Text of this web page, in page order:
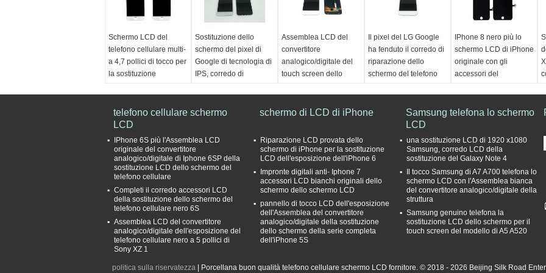
Schermo LCD del
telefono cellulare multi-
a 4,7 pollici di tocco per
la sostituzione
colore:bianco e nero
Qualtity:
originale
Tecnologia:IPS di
tecnologia
Luminosità:500 Cd/m2
Sostituzione dello
schermo del pixel di
Google di tecnologia di
IPS, corredo di
1920*1080
oro
Luogo di origine:
Guangdong, Cina
(continentale)
Risoluzione:
1080 pixel
Assemblea LCD del
convertitore
analogico/digitale del
touch screen dello
per il pixel di Google
oro
Luogo di origine:
Guangdong, Cina
(continentale)
qc: Quello eccellente
Pixel dello schermo:
441ppi
Il pixel del LG Google
ha fenduto il corredo di
riparazione dello
schermo del telefono
441ppi
bianco, nero,
Luogo di origine:
Guangdong, Cina
(continentale)
Condizione:100%
Risoluzione:1920 x
1080 pixel
IPhone 8 nero più lo
schermo LCD di iPhone
originale con gli
accessori del
tocco
qc: Quello eccellente
provato
Condizione:Le novità
Garanzia:sei mesi
telefono cellulare schermo
LCD
IPhone 6S più l'Assemblea LCD
originale del convertitore
analogico/digitale di Iphone 6SP della
sostituzione LCD dello schermo del
telefono cellulare
Completi il corredo accessori LCD
della sostituzione dello schermo del
telefono cellulare nero 6S
Assemblea LCD del convertitore
analogico/digitale dell'esposizione del
telefono cellulare nero a 5 pollici di
Sony XZ 1
schermo di LCD di iPhone
Riparazione LCD provata dello
schermo di iPhone per la sostituzione
LCD dell'esposizione dell'iPhone 6
Impronte digitali anti- Iphone 7
accessori LCD bianchi originali dello
schermo dello schermo LCD
pannello di tocco LCD dell'esposizione
dell'Assemblea del convertitore
analogico/digitale della sostituzione
dello schermo della serie completa
dell'iPhone 5S
Samsung telefona lo schermo
LCD
una sostituzione LCD di 1920 x1080
Samsung, corredo LCD della
sostituzione del Galaxy Note 4
Il tocco Samsung di A7 A700 telefona lo
schermo LCD con l'Assemblea bianca
del convertitore analogico/digitale della
struttura
Samsung genuino telefona la
sostituzione LCD dello schermo per il
touch screen del modello di A5 A520
politica sulla riservatezza | Porcellana buon qualità telefono cellulare schermo LCD fornitore. © 2018 - 2026 Beijing Silk Road